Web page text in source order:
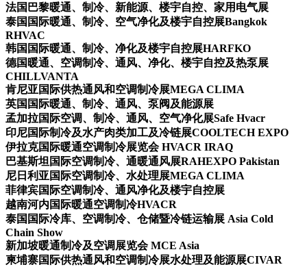
法国巴黎暖通、制冷、新能源、楼宇自控、家用电气展
泰国国际暖通、制冷、空气净化及楼宇自控展Bangkok
RHVAC
韩国国际暖通、制冷、净化及楼宇自控展HARFKO
德国暖通、空调制冷、通风、净化、楼宇自控及热泵展
CHILLVANTA
肯尼亚国际供热通风和空调制冷展MEGA CLIMA
英国国际暖通、制冷、通风、泵阀及能源展
孟加拉国际空调、制冷、通风、空气净化展Safe Hvacr
印尼国际制冷及水产肉类加工及冷链展COOLTECH EXPO
伊拉克国际暖通空调制冷展览会 HVACR IRAQ
巴基斯坦国际空调制冷、通暖通风展RAHEXPO Pakistan
尼日利亚国际空调制冷、水处理展MEGA CLIMA
菲律宾国际空调制冷、通风净化及楼宇自控展
越南河内国际暖通空调制冷HVACR
泰国国际冷库、空调制冷、仓储暨冷链运输展 Asia Cold
Chain Show
新加坡暖通制冷及空调展览会 MCE Asia
柬埔寨国际供热通风和空调制冷展水处理及能源展CIVAR